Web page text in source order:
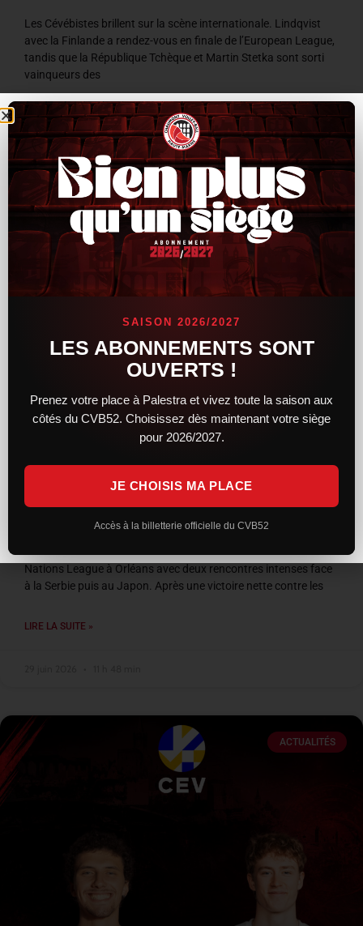
Les Cévébistes brillent sur la scène internationale. Lindqvist
avec la Finlande a rendez-vous en finale de l’European League,
tandis que la République Tchèque et Martin Stetka sont sorti
vainqueurs des
LIRE LA SUITE »
8 juillet 2026 9 h 59 min
ACTUALITÉS
VNL 2026 : les Bleus entre confirmation et
frustration à Orléans
Nations League à Orléans avec deux rencontres intenses face
à la Serbie puis au Japon. Après une victoire nette contre les
LIRE LA SUITE »
ACTUALITÉS
SAISON 2026/2027
LES ABONNEMENTS SONT
OUVERTS !
Prenez votre place à Palestra et vivez toute la saison aux
côtés du CVB52. Choisissez dès maintenant votre siège
pour 2026/2027.
JE CHOISIS MA PLACE
Accès à la billetterie officielle du CVB52